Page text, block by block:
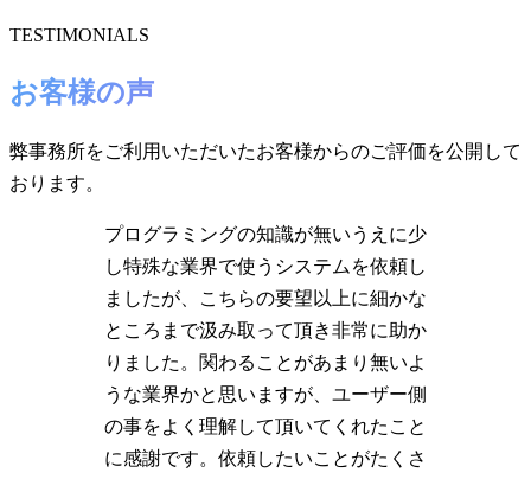
TESTIMONIALS
お客様の声
弊事務所をご利用いただいたお客様からのご評価を公開して
おります。
プログラミングの知識が無いうえに少
し特殊な業界で使うシステムを依頼し
ましたが、こちらの要望以上に細かな
ところまで汲み取って頂き非常に助か
りました。関わることがあまり無いよ
うな業界かと思いますが、ユーザー側
の事をよく理解して頂いてくれたこと
に感謝です。依頼したいことがたくさ